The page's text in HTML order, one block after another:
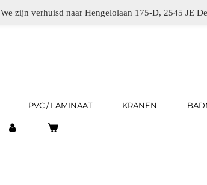
We zijn verhuisd naar Hengelolaan 175-D, 2545 JE
PVC / LAMINAAT KRANEN